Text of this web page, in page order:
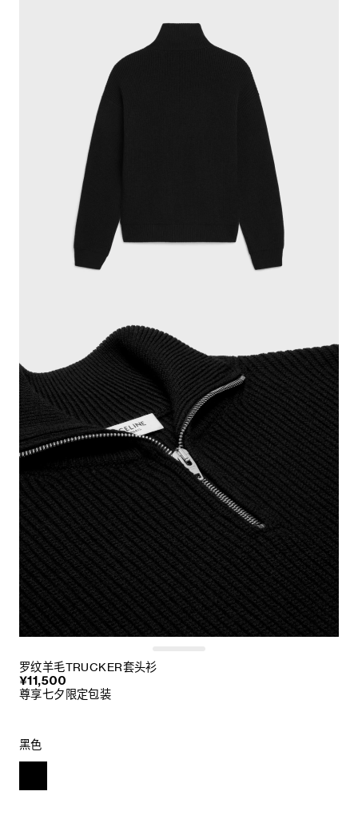
罗纹羊毛TRUCKER套头衫
¥11,500
尊享七夕限定包装
黑色